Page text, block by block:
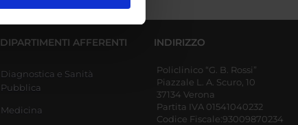
DIPARTIMENTI AFFERENTI
Diagnostica e Sanità
Pubblica
Medicina
INDIRIZZO
Policlinico “G. B. Rossi”
Piazzale L. A. Scuro, 10
37134 Verona
Partita IVA 01541040232
Codice Fiscale:93009870234